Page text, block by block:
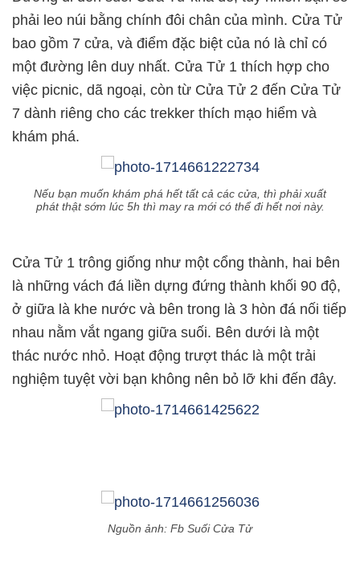
phải leo núi bằng chính đôi chân của mình. Cửa Tử
bao gồm 7 cửa, và điểm đặc biệt của nó là chỉ có
một đường lên duy nhất. Cửa Tử 1 thích hợp cho
việc picnic, dã ngoại, còn từ Cửa Tử 2 đến Cửa Tử
7 dành riêng cho các trekker thích mạo hiểm và
khám phá.
Nếu bạn muốn khám phá hết tất cả các cửa, thì phải xuất
phát thật sớm lúc 5h thì may ra mới có thể đi hết nơi này.
Cửa Tử 1 trông giống như một cổng thành, hai bên
là những vách đá liền dựng đứng thành khối 90 độ,
ở giữa là khe nước và bên trong là 3 hòn đá nối tiếp
nhau nằm vắt ngang giữa suối. Bên dưới là một
thác nước nhỏ. Hoạt động trượt thác là một trải
nghiệm tuyệt vời bạn không nên bỏ lỡ khi đến đây.
Nguồn ảnh: Fb Suối Cửa Tử